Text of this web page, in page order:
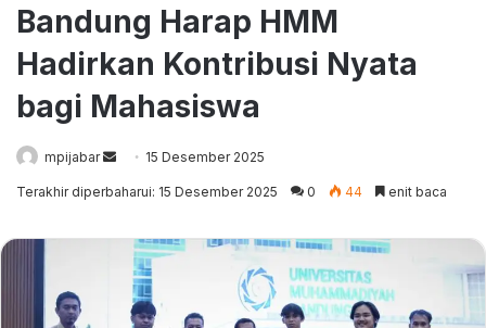
Bandung Harap HMM
Hadirkan Kontribusi Nyata
bagi Mahasiswa
mpijabar
Send15 Desember 2025
Terakhir diperbaharui: 15 Desember 2025 0 44 enit baca